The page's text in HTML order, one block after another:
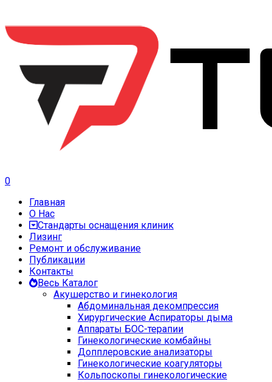
0
Главная
О Нас
Стандарты оснащения клиник
Лизинг
Ремонт и обслуживание
Публикации
Контакты
Весь Каталог
Акушерство и гинекология
Абдоминальная декомпрессия
Хирургические Аспираторы дыма
Аппараты БОС-терапии
Гинекологические комбайны
Допплеровские анализаторы
Гинекологические коагуляторы
Кольпоскопы гинекологические